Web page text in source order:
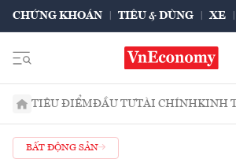
CHỨNG KHOÁN TIÊU & DÙNG XE
TIÊU ĐIỂMĐẦU TƯTÀI CHÍNHKINH
BẤT ĐỘNG SẢN